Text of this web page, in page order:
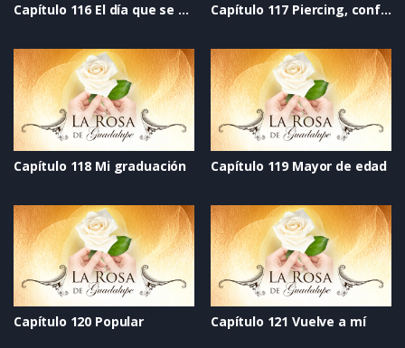
Capítulo 116 El día que se acabó el mundo Capítulo 117 Piercing, confianza perforada
Capítulo 118 Mi graduación Capítulo 119 Mayor de edad
Capítulo 120 Popular Capítulo 121 Vuelve a mí